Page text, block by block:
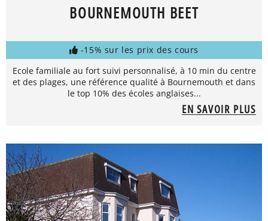
BOURNEMOUTH BEET
-15% sur les prix des cours
Ecole familiale au fort suivi personnalisé, à 10 min du centre
et des plages, une référence qualité à Bournemouth et dans
le top 10% des écoles anglaises...
EN SAVOIR PLUS